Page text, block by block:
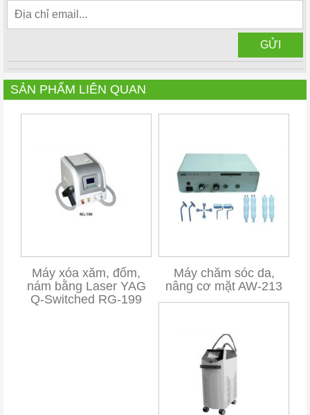
SẢN PHẨM LIÊN QUAN
Máy xóa xăm, đốm,
nám bằng Laser YAG
Q-Switched RG-199
Máy chăm sóc da,
nâng cơ mặt AW-213